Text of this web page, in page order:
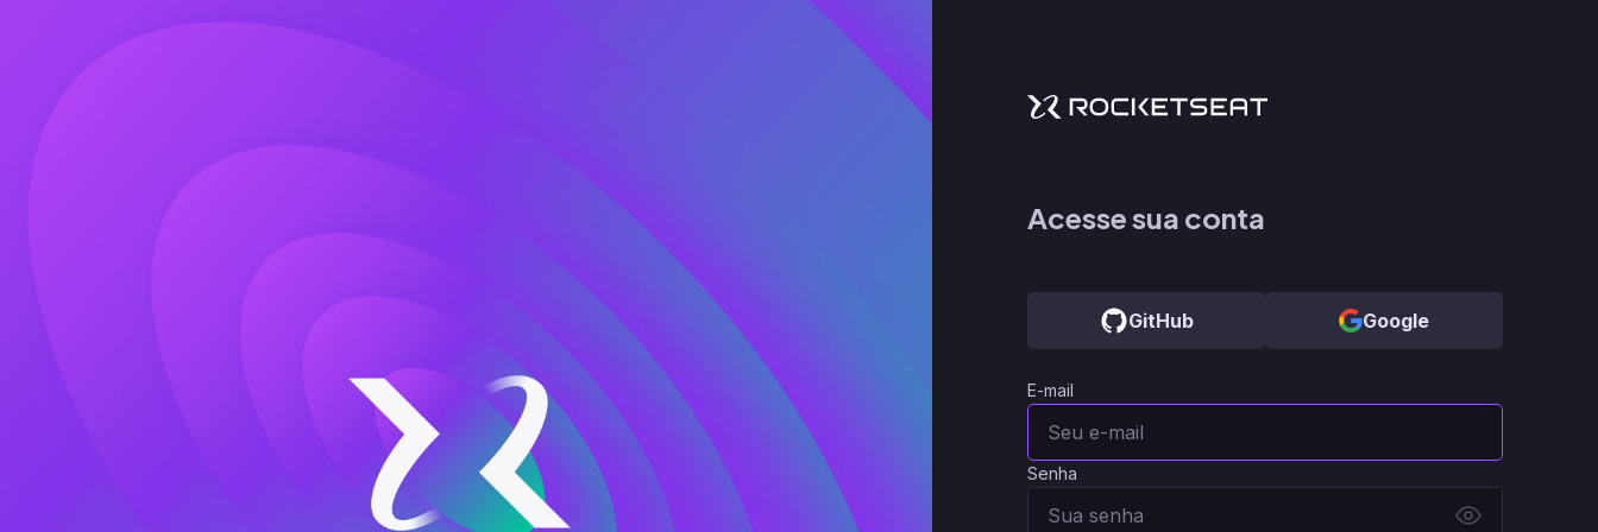
Acesse sua conta
GitHub Google
E-mail
Senha